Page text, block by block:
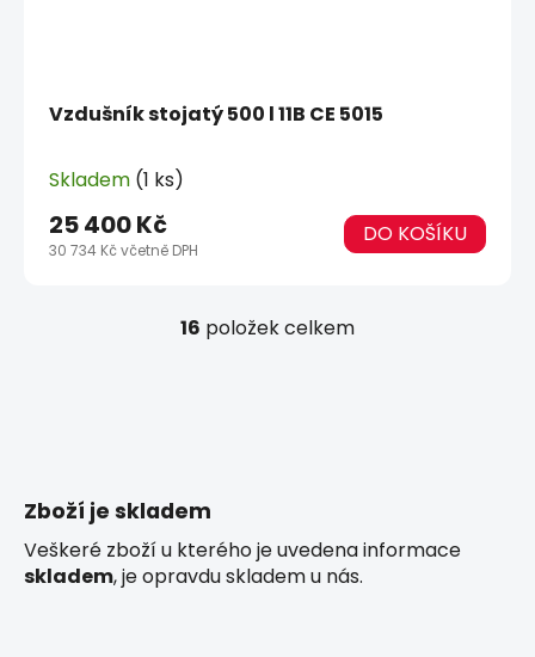
Vzdušník stojatý 500 l 11B CE 5015
Skladem (1 ks)
30 734 Kč včetně DPH
25 400 Kč DO KOŠÍKU
O
p
r
16 položek celkem
Zboží je skladem
Veškeré zboží u kterého je uvedena informace
skladem, je opravdu skladem u nás.